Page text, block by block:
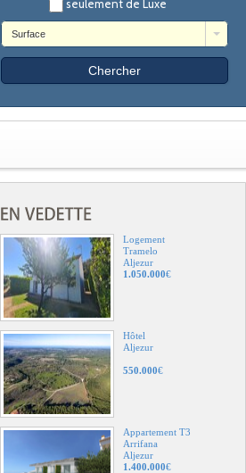
seulement de Luxe
Surface
Logement
Tramelo
Aljezur
1.050.000€
Hôtel
Aljezur
550.000€
Appartement T3
Arrifana
Aljezur
1.400.000€